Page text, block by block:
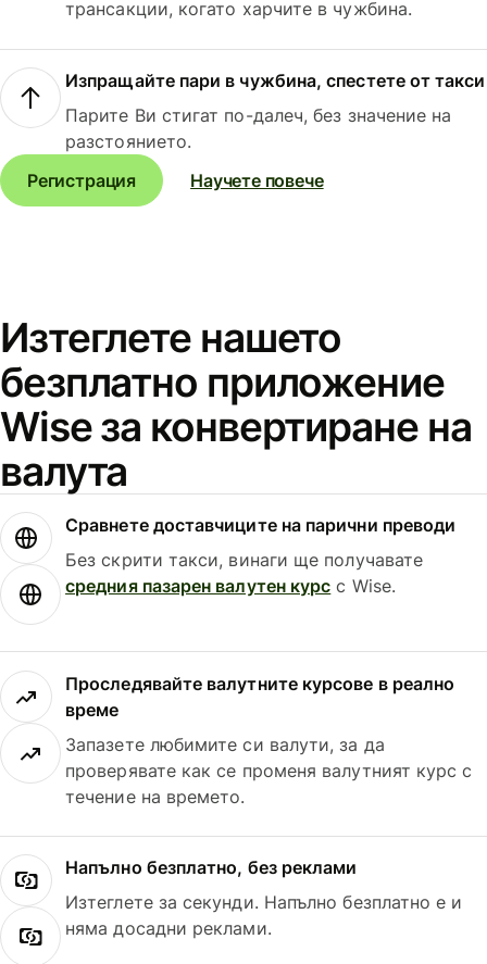
трансакции, когато харчите в чужбина.
Изпращайте пари в чужбина, спестете от такси
Парите Ви стигат по-далеч, без значение на
разстоянието.
Регистрация
Научете повече
Изтеглете нашето
безплатно приложение
Wise за конвертиране на
валута
Сравнете доставчиците на парични преводи
Без скрити такси, винаги ще получавате
средния пазарен валутен курс с Wise.
Проследявайте валутните курсове в реално
време
Запазете любимите си валути, за да
проверявате как се променя валутният курс с
течение на времето.
Напълно безплатно, без реклами
Изтеглете за секунди. Напълно безплатно е и
няма досадни реклами.